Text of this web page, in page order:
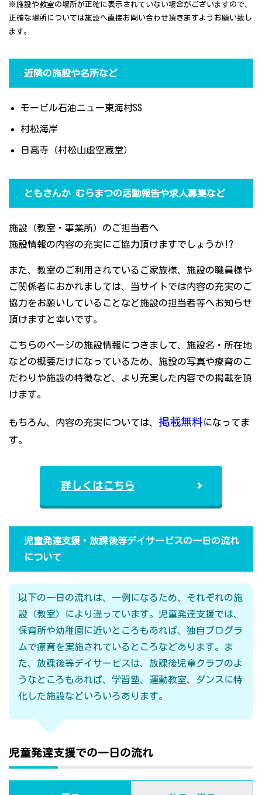
※施設や教室の場所が正確に表示されていない場合がございますので、
正確な場所については施設へ直接お問い合わせ頂きますようお願い致し
ます。
近隣の施設や名所など
モービル石油ニュー東海村SS
村松海岸
日高寺（村松山虚空蔵堂）
ともさんか むらまつの活動報告や求人募集など
施設（教室・事業所）のご担当者へ
施設情報の内容の充実にご協力頂けますでしょうか!?
また、教室のご利用されているご家族様、施設の職員様や
ご関係者におかれましては、当サイトでは内容の充実のご
協力をお願いしていることなど施設の担当者等へお知らせ
頂けますと幸いです。
こちらのページの施設情報につきまして、施設名・所在地
などの概要だけになっているため、施設の写真や療育のこ
だわりや施設の特徴など、より充実した内容での掲載を頂
けます。
もちろん、内容の充実については、 掲載無料になってま
す。
詳しくはこちら
児童発達支援・放課後等デイサービスの一日の流れ
について
以下の一日の流れは、一例になるため、それぞれの施
設（教室）により違っています。児童発達支援では、
保育所や幼稚園に近いところもあれば、独自プログラ
ムで療育を実施されているところなどあります。ま
た、放課後等デイサービスは、放課後児童クラブのよ
うなところもあれば、学習塾、運動教室、ダンスに特
化した施設などいろいろあります。
児童発達支援での一日の流れ